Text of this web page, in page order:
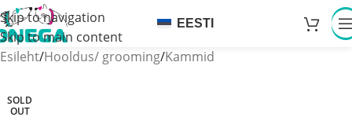
Skip to navigation
Skip to main content
EESTI
Esileht/Hooldus/ grooming/Kammid
SOLD
OUT